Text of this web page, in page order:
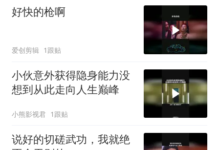
好快的枪啊
爱创剪辑 1跟贴
小伙意外获得隐身能力没
想到从此走向人生巅峰
小熊影视君 1跟贴
说好的切磋武功，我就绝